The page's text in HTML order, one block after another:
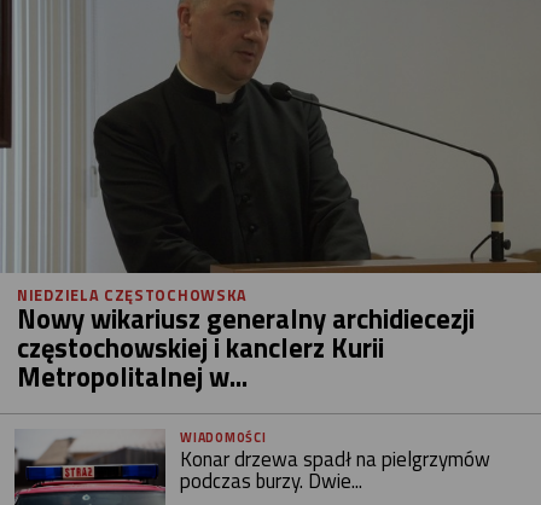
NIEDZIELA CZĘSTOCHOWSKA
Nowy wikariusz generalny archidiecezji
częstochowskiej i kanclerz Kurii
Metropolitalnej w...
WIADOMOŚCI
Konar drzewa spadł na pielgrzymów
podczas burzy. Dwie...